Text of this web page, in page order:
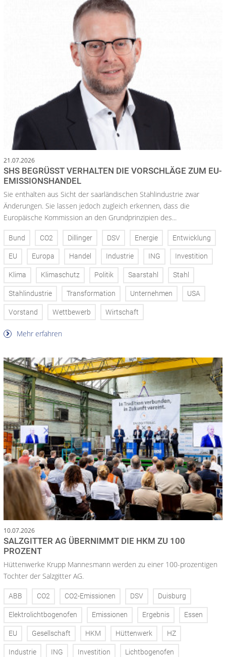
21.07.2026
SHS BEGRÜSST VERHALTEN DIE VORSCHLÄGE ZUM EU-E
MISSIONSHANDEL
Sie enthalten aus Sicht der saarländischen Stahlindustrie zwar
Änderungen. Sie lassen jedoch zugleich erkennen, dass die
Europäische Kommission an den Grundprinzipien des...
Bund CO2 Dillinger DSV Energie Entwicklung
EU Europa Handel Industrie ING Investition
Klima Klimaschutz Politik Saarstahl Stahl
Stahlindustrie Transformation Unternehmen USA
Vorstand Wettbewerb Wirtschaft
Mehr erfahren
10.07.2026
SALZGITTER AG ÜBERNIMMT DIE HKM ZU 100
PROZENT
Hüttenwerke Krupp Mannesmann werden zu einer 100-prozentigen
Tochter der Salzgitter AG.
ABB CO2 CO2-Emissionen DSV Duisburg
Elektrolichtbogenofen Emissionen Ergebnis Essen
EU Gesellschaft HKM Hüttenwerk HZ
Industrie ING Investition Lichtbogenofen